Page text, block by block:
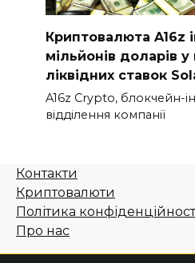
Криптовалюта A16z
мільйонів доларів
ліквідних ставок
A16z Crypto, блокчейн-
відділення компанії
Контакти
Криптовалюти
Політика
Про нас